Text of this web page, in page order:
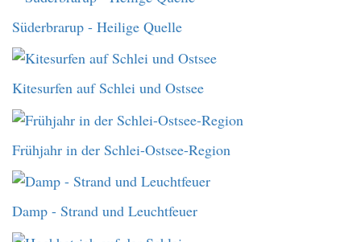
Süderbrarup - Heilige Quelle
Kitesurfen auf Schlei und Ostsee
Frühjahr in der Schlei-Ostsee-Region
Damp - Strand und Leuchtfeuer